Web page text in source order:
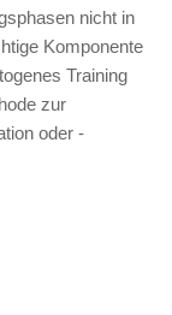
nicht in
Komponente
Training
zur
oder -